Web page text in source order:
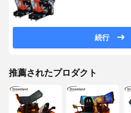
続行
推薦されたプロダクト